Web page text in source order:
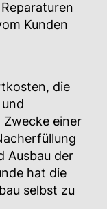
Kunden
die
einer
Ausbau der
hat die
selbst zu